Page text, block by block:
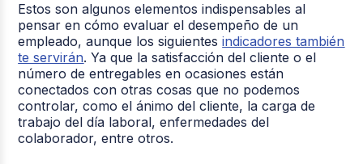
Estos son algunos elementos indispensables al
pensar en cómo evaluar el desempeño de un
empleado, aunque los siguientesindicadores también
te servirán. Ya que la satisfacción del cliente o el
número de entregables en ocasiones están
conectados con otras cosas que no podemos
controlar, como el ánimo del cliente, la carga de
trabajo del día laboral, enfermedades del
colaborador, entre otros.